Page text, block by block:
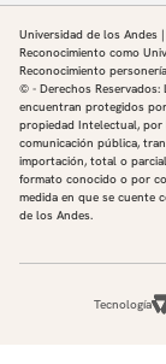
Universidad de los Andes
Reconocimiento como
Reconocimiento
© - Derechos
encuentran protegidos
propiedad Intelectual,
comunicación pública,
importación, total o
formato conocido o por
medida en que se cuente
de los Andes.
Tecnología